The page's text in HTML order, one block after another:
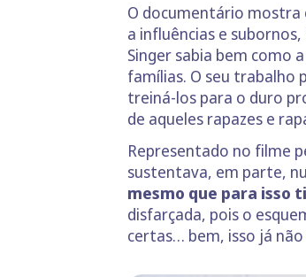
O documentário mostra
a influências e
Singer sabia bem como
famílias. O seu trabalho
treiná-los para o duro
de aqueles rapazes e
Representado no filme
sustentava, em parte,
mesmo que para isso
disfarçada, pois o
certas… bem, isso já não